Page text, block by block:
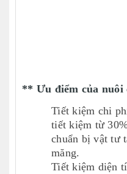
** Ưu điểm của nuôi
Tiết kiệm chi
tiết kiệm từ
chuẩn bị vật tư
măng.
Tiết kiệm diện